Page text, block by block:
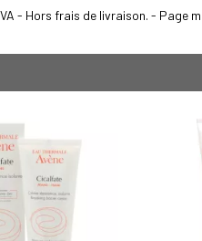
- Hors frais de livraison. - Page